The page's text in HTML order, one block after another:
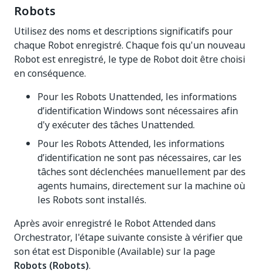
Robots
Utilisez des noms et descriptions significatifs pour
chaque Robot enregistré. Chaque fois qu'un nouveau
Robot est enregistré, le type de Robot doit être choisi
en conséquence.
Pour les Robots Unattended, les informations
d’identification Windows sont nécessaires afin
d'y exécuter des tâches Unattended.
Pour les Robots Attended, les informations
d’identification ne sont pas nécessaires, car les
tâches sont déclenchées manuellement par des
agents humains, directement sur la machine où
les Robots sont installés.
Après avoir enregistré le Robot Attended dans
Orchestrator, l'étape suivante consiste à vérifier que
son état est Disponible (Available) sur la page
Robots (Robots).